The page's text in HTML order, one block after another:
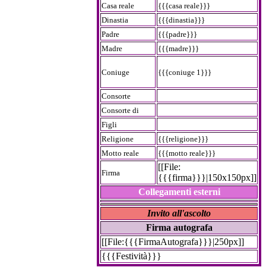
Casa reale
{{{casa reale}}}
Dinastia
{{{dinastia}}}
Padre
{{{padre}}}
Madre
{{{madre}}}
Coniuge {{{coniuge 1}}}
Consorte
Consorte di
Figli
Religione
{{{religione}}}
Motto reale
{{{motto reale}}}
Firma
[[File:
{{{firma}}}|150x150px]]
Collegamenti esterni
Invito all'ascolto
Firma autografa
[[File:{{{FirmaAutografa}}}|250px]]
{{{Festività}}}